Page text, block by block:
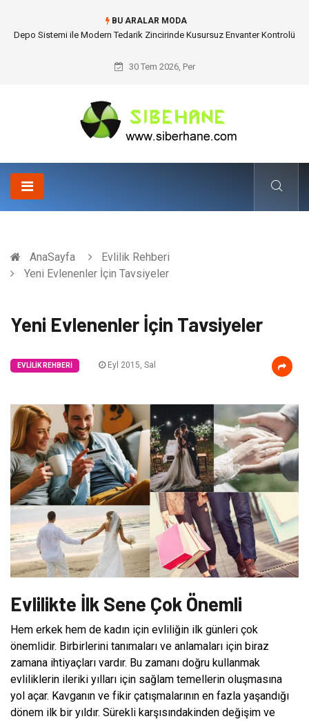
BU ARALAR MODA
Akrilik Boyama Seti ile Evinizde Dijitalden Uzak Bir Deşarj Alanı Tasarlayın
30 Tem 2026, Per
AnaSayfa
Evlilik Rehberi
Yeni Evlenenler İçin Tavsiyeler
Yeni Evlenenler İçin Tavsiyeler
EVLILIK REHBERI Eyl 2015, Sal
Evlilikte İlk Sene Çok Önemli
Hem erkek hem de kadın için evliliğin ilk günleri çok
önemlidir. Birbirlerini tanımaları ve anlamaları için biraz
zamana ihtiyaçları vardır. Bu zamanı doğru kullanmak
evliliklerin ileriki yılları için sağlam temellerin oluşmasına
yol açar. Kavganın ve fikir çatışmalarının en fazla yaşandığı
dönem ilk bir yıldır. Sürekli karşısındakinden değişim ve